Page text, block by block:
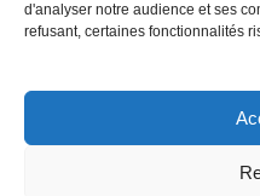
d'analyser notre audience et ses
refusant, certaines fonctionnalités
Mentions légales
Carte du site